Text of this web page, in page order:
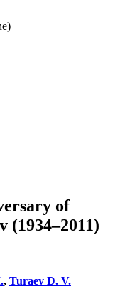
of
(1934–2011)
, Turaev D. V.